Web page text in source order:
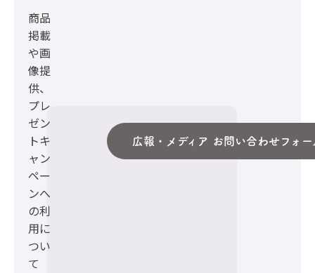
商品
掲載
や画
像提
供、
プレ
ゼン
トキ
ャン
ペー
ンへ
の利
用に
つい
て
広報・メディア お問い合わせフォー